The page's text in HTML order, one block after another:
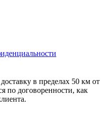
в пределах 50 км от
по договоренности, как